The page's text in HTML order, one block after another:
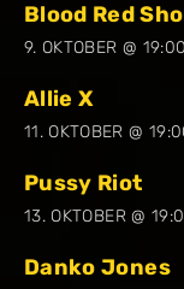
Blood Red
9. OKTOBER @ 19:00
Allie X
11. OKTOBER @
Pussy Riot
13. OKTOBER @
Danko Jones